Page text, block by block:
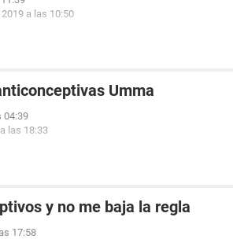
2019 a las 10:50
Umma
04:39
las 18:33
y no me baja la regla
17:58